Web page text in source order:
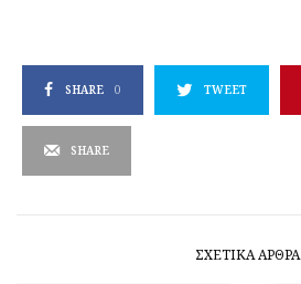
SHARE 0 TWEET
SHARE
ΣΧΕΤΙΚΆ ΆΡΘΡΑ